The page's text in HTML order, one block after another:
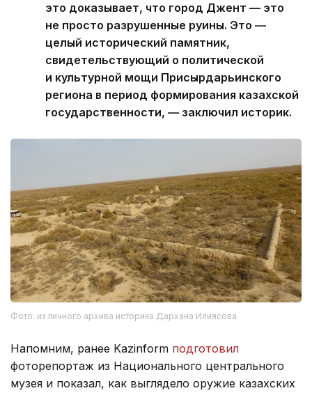
это доказывает, что город Джент — это
не просто разрушенные руины. Это —
целый исторический памятник,
свидетельствующий о политической
и культурной мощи Присырдарьинского
региона в период формирования казахской
государственности, — заключил историк.
Фото: из личного архива историка Дархана Илиясова
Напомним, ранее Kazinform подготовил
фоторепортаж из Национального центрального
музея и показал, как выглядело оружие казахских